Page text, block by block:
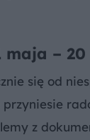
maja –
się od
z